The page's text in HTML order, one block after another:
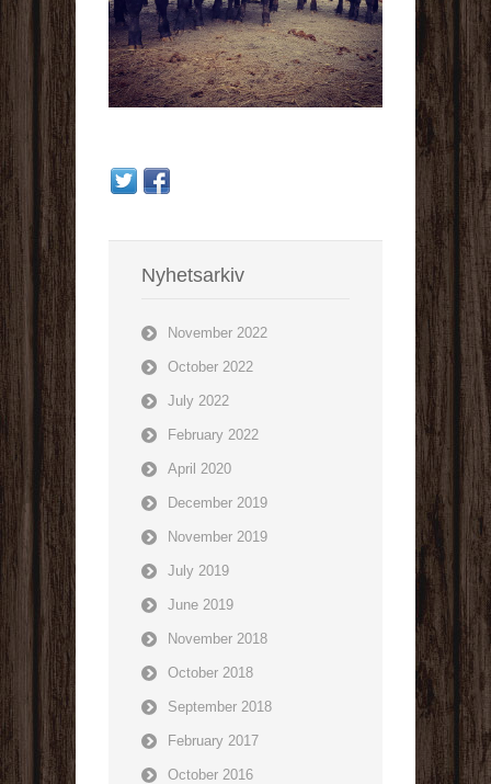
Nyhetsarkiv
November 2022
October 2022
July 2022
February 2022
April 2020
December 2019
November 2019
July 2019
June 2019
November 2018
October 2018
September 2018
February 2017
October 2016